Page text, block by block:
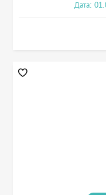
Дата: